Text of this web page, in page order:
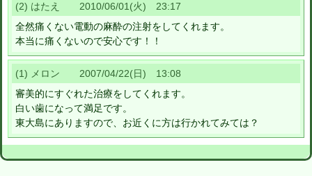
(2) はたえ 2010/06/01(火) 23:17
全然痛くない電動の麻酔の注射をしてくれます。
本当に痛くないので安心です！！
(1) メロン 2007/04/22(日) 13:08
審美的にすぐれた治療をしてくれます。
白い歯になって満足です。
東大島にありますので、お近くに方は行かれてみては？